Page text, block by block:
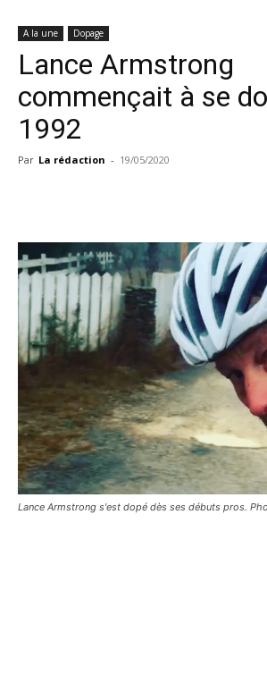
A la une Dopage
Lance Armstrong
commençait à se
1992
Par La rédaction - 19/05/2020
Lance Armstrong s'est dopé dès ses débuts pros.